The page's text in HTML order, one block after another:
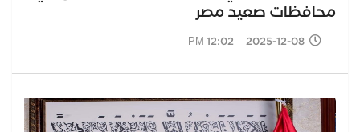
محافظات صعيد مصر
2025-12-08 12:02 PM